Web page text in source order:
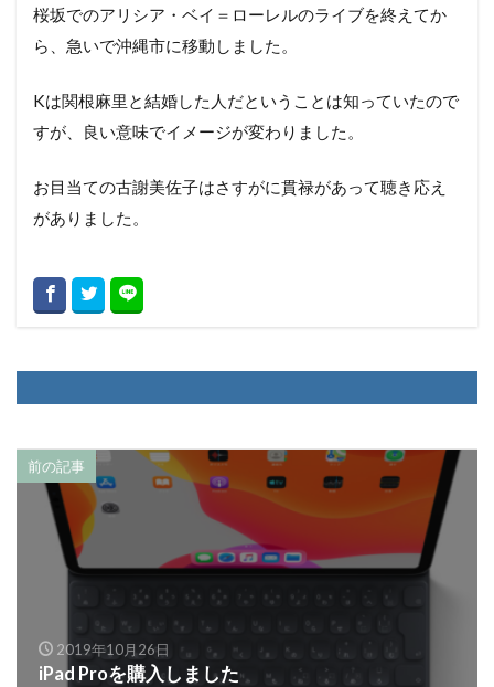
桜坂でのアリシア・ベイ＝ローレルのライブを終えてか
ら、急いで沖縄市に移動しました。
Kは関根麻里と結婚した人だということは知っていたので
すが、良い意味でイメージが変わりました。
お目当ての古謝美佐子はさすがに貫禄があって聴き応え
がありました。
前の記事
2019年10月26日
iPad Proを購入しました